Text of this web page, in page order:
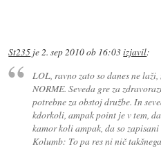
St235 je2. sep 2010 ob 16:03izjavil:
LOL, ravno zato so danes ne
NORME. Seveda gre za
potrebne za obstoj družbe. In
kdorkoli, ampak point je v tem,
kamor koli ampak, da so
Kolumb: To pa res ni nič